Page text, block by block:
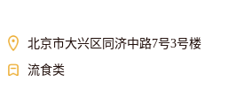
北京市大兴区同济中路7号3号楼
流食类